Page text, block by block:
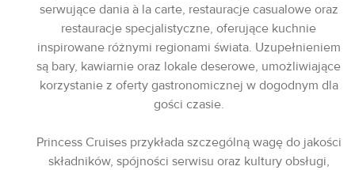
serwujące dania à la carte, restauracje casualowe oraz
restauracje specjalistyczne, oferujące kuchnie
inspirowane różnymi regionami świata. Uzupełnieniem
są bary, kawiarnie oraz lokale deserowe, umożliwiające
korzystanie z oferty gastronomicznej w dogodnym dla
gości czasie.
Princess Cruises przykłada szczególną wagę do jakości
składników, spójności serwisu oraz kultury obsługi,